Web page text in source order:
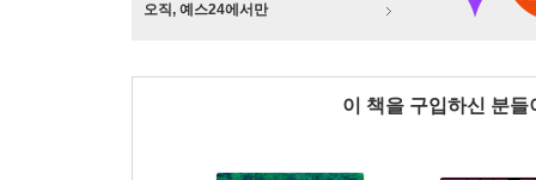
오직, 예스24에서만
이 책을 구입하신 분